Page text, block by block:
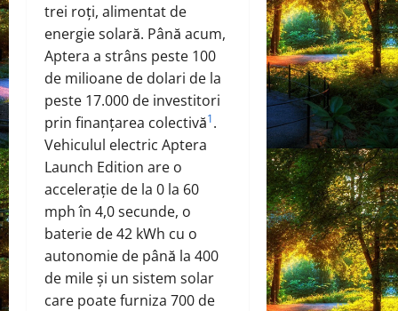
trei roți, alimentat de
energie solară. Până acum,
Aptera a strâns peste 100
de milioane de dolari de la
peste 17.000 de investitori
prin finanțarea colectivă1.
Vehiculul electric Aptera
Launch Edition are o
accelerație de la 0 la 60
mph în 4,0 secunde, o
baterie de 42 kWh cu o
autonomie de până la 400
de mile și un sistem solar
care poate furniza 700 de